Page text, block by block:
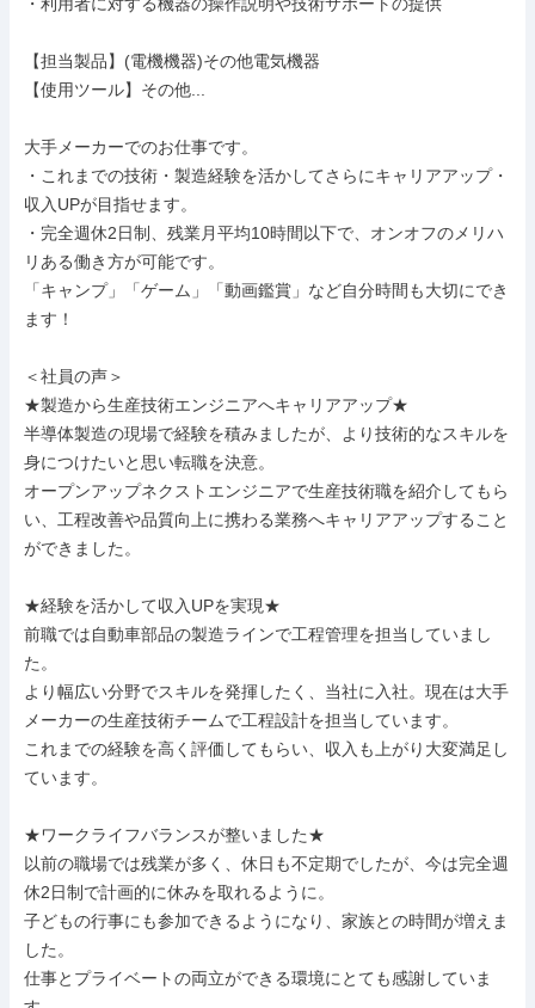
【担当製品】(電機機器)その他電気機器
【使用ツール】その他...
大手メーカーでのお仕事です。
・これまでの技術・製造経験を活かしてさらにキャリアアップ・
収入UPが目指せます。
・完全週休2日制、残業月平均10時間以下で、オンオフのメリハ
リある働き方が可能です。
「キャンプ」「ゲーム」「動画鑑賞」など自分時間も大切にでき
ます！
＜社員の声＞
★製造から生産技術エンジニアへキャリアアップ★
半導体製造の現場で経験を積みましたが、より技術的なスキルを
身につけたいと思い転職を決意。
オープンアップネクストエンジニアで生産技術職を紹介してもら
い、工程改善や品質向上に携わる業務へキャリアアップすること
ができました。
★経験を活かして収入UPを実現★
前職では自動車部品の製造ラインで工程管理を担当していまし
た。
より幅広い分野でスキルを発揮したく、当社に入社。現在は大手
メーカーの生産技術チームで工程設計を担当しています。
これまでの経験を高く評価してもらい、収入も上がり大変満足し
ています。
★ワークライフバランスが整いました★
以前の職場では残業が多く、休日も不定期でしたが、今は完全週
休2日制で計画的に休みを取れるように。
子どもの行事にも参加できるようになり、家族との時間が増えま
した。
仕事とプライベートの両立ができる環境にとても感謝していま